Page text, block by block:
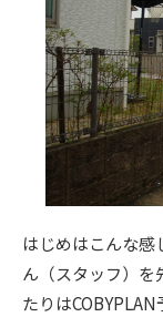
はじめはこんな感
ん（スタッフ）を
たりは